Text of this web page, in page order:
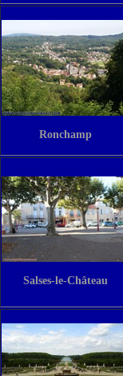
Ronchamp
Salses-le-Château